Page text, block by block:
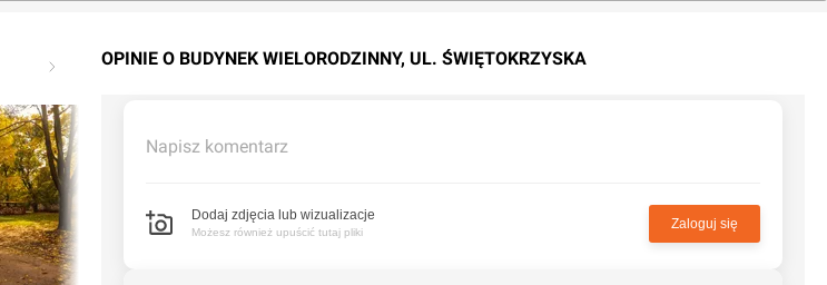
OPINIE O BUDYNEK WIELORODZINNY, UL. ŚWIĘTOKRZYSKA
Napisz komentarz
Dodaj zdjęcia lub wizualizacje
Możesz również upuścić tutaj pliki
Zaloguj się